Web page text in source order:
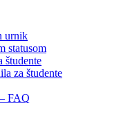
urnik
statusom
študente
za študente
FAQ